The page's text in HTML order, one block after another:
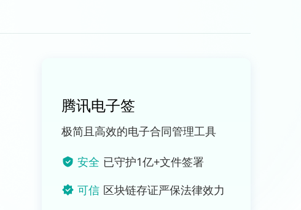
腾讯电子签
极简且高效的电子合同管理工具
安全 已守护1亿+文件签署
可信 区块链存证严保法律效力